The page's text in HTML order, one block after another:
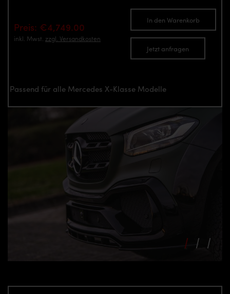
Preis: €4,749.00
inkl. Mwst. zzgl. Versandkosten
In den Warenkorb
Jetzt anfragen
Passend für alle Mercedes X-Klasse Modelle